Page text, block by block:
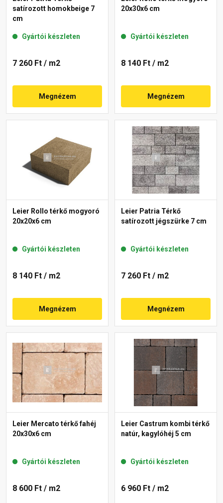
satírozott homokbeige 7
cm
Gyártói készleten
7 260 Ft / m2
Megnézem
20x30x6 cm
Gyártói készleten
8 140 Ft / m2
Megnézem
Leier Rollo térkő mogyoró
20x20x6 cm
Gyártói készleten
8 140 Ft / m2
Megnézem
Leier Patria Térkő
satírozott jégszürke 7 cm
Gyártói készleten
7 260 Ft / m2
Megnézem
Leier Mercato térkő fahéj
20x30x6 cm
Gyártói készleten
8 600 Ft / m2
Leier Castrum kombi térkő
natúr, kagylóhéj 5 cm
Gyártói készleten
6 960 Ft / m2